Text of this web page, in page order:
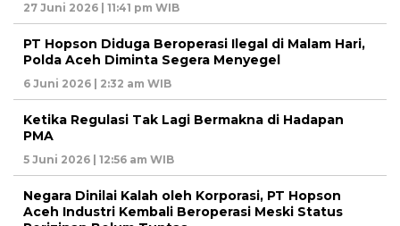
27 Juni 2026 | 11:41 pm WIB
PT Hopson Diduga Beroperasi Ilegal di Malam Hari,
Polda Aceh Diminta Segera Menyegel
6 Juni 2026 | 2:32 am WIB
Ketika Regulasi Tak Lagi Bermakna di Hadapan
PMA
5 Juni 2026 | 12:56 am WIB
Negara Dinilai Kalah oleh Korporasi, PT Hopson
Aceh Industri Kembali Beroperasi Meski Status